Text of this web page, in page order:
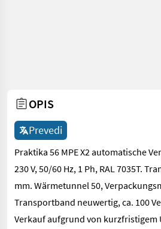
OPIS
Prevedi
Praktika 56 MPE X2 automatische
230 V, 50/60 Hz, 1 Ph, RAL 7035T.
mm. Wärmetunnel 50,
Transportband neuwertig, ca. 100
Verkauf aufgrund von kurzfristigem